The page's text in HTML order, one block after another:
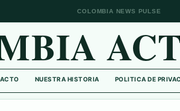
COLOMBIA NEWS PULSE
NUESTRA HISTORIA POLITICA DE